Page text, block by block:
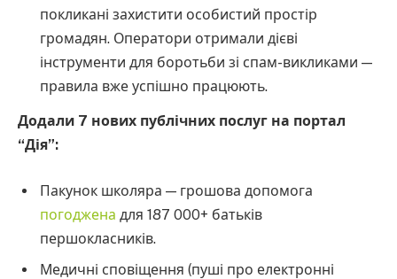
покликані захистити особистий простір
громадян. Оператори отримали дієві
інструменти для боротьби зі спам-викликами —
правила вже успішно працюють.
Додали 7 нових публічних послуг на портал
“Дія”:
Пакунок школяра — грошова допомога
погоджена для 187 000+ батьків
першокласників.
Медичні сповіщення (пуші про електронні